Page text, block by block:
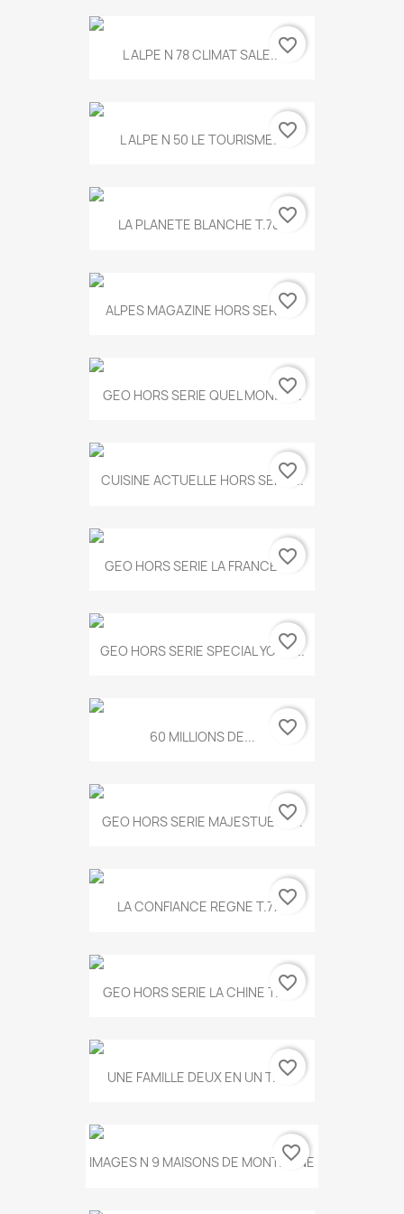
L ALPE N 78 CLIMAT SALE...favorite_border
L ALPE N 50 LE TOURISME...favorite_border
LA PLANETE BLANCHE T.785favorite_border
ALPES MAGAZINE HORS SERIE...
favorite_border
GEO HORS SERIE QUEL MONDE...
favorite_border
CUISINE ACTUELLE HORS SERIE...
favorite_border
GEO HORS SERIE LA FRANCE A...
favorite_border
GEO HORS SERIE SPECIAL YOGA...
favorite_border
60 MILLIONS DE... favorite_border
GEO HORS SERIE MAJESTUEUX...
favorite_border
LA CONFIANCE REGNE T.778favorite_border
GEO HORS SERIE LA CHINE T.497
favorite_border
UNE FAMILLE DEUX EN UN T.675
favorite_border
IMAGES N 9 MAISONS DE MONTAGNE
favorite_border